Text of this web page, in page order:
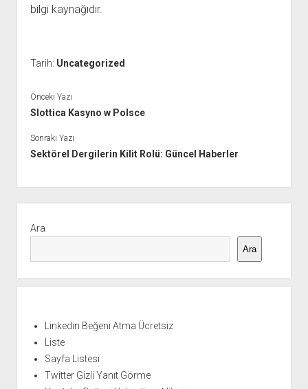
bilgi kaynağıdır.
Tarih: Uncategorized
Önceki Yazı
Slottica Kasyno w Polsce
Sonraki Yazı
Sektörel Dergilerin Kilit Rolü: Güncel Haberler
Menü
Ara
Ara
Linkedin Beğeni Atma Ücretsiz
Liste
Sayfa Listesi
Twitter Gizli Yanıt Görme